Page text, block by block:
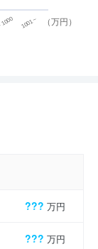
（万円）
1001 ~
??? 万円
??? 万円